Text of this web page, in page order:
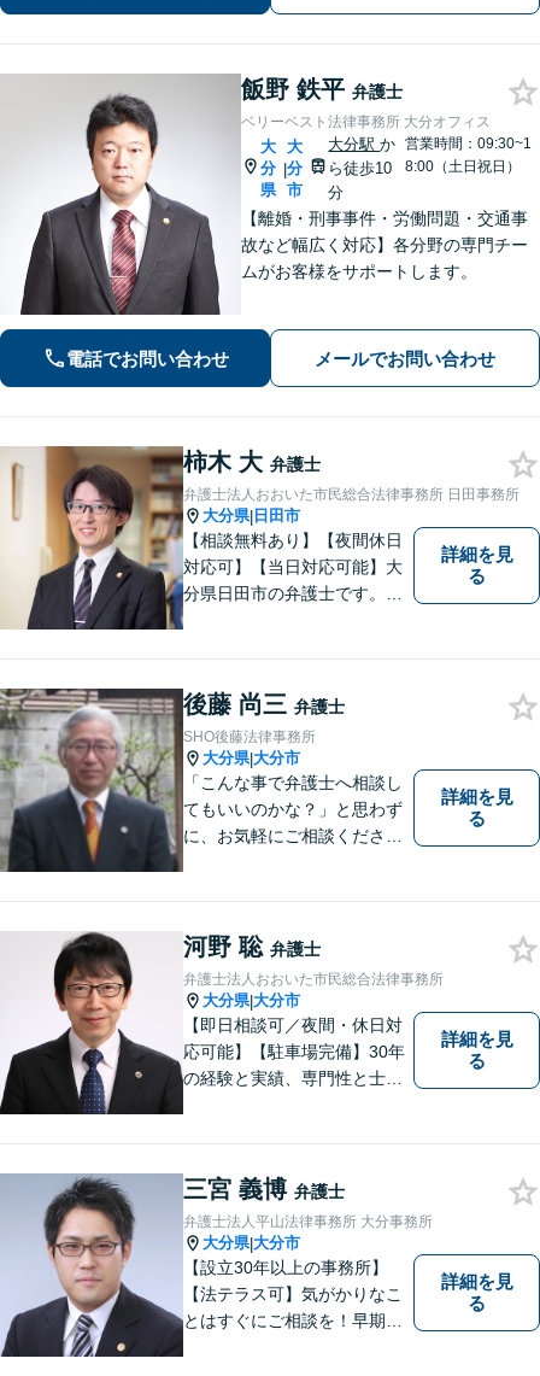
飯野 鉄平 弁護士
ベリーベスト法律事務所 大分オフィス
大
分
県
|
大
分
市
大分駅か
ら徒歩10
分
営業時間：09:30~1
8:00（土日祝日）
【離婚・刑事事件・労働問題・交通事
故など幅広く対応】各分野の専門チー
ムがお客様をサポートします。
電話でお問い合わせ メールでお問い合わせ
柿木 大 弁護士
弁護士法人おおいた市民総合法律事務所 日田事務所
大分県| 日田市
【相談無料あり】【夜間休日
対応可】【当日対応可能】大
分県日田市の弁護士です。離
詳細を見
る
後藤 尚三 弁護士
SHO後藤法律事務所
大分県|大分市
「こんな事で弁護士へ相談し
てもいいのかな？」と思わず
に、お気軽にご相談くださ
詳細を見
る
河野 聡 弁護士
弁護士法人おおいた市民総合法律事務所
大分県|大分市
【即日相談可／夜間・休日対
応可能】【駐車場完備】30年
の経験と実績、専門性と士業
ニーズに応えます。常に市民
に身近で親しみやすい弁護士
であり続けます。
詳細を見
る
三宮 義博 弁護士
弁護士法人平山法律事務所 大分事務所
大分県|大分市
【設立30年以上の事務所】
【法テラス可】気がかりなこ
とはすぐにご相談を！早期対
詳細を見
る